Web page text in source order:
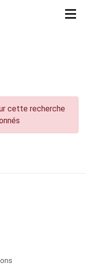
cette recherche